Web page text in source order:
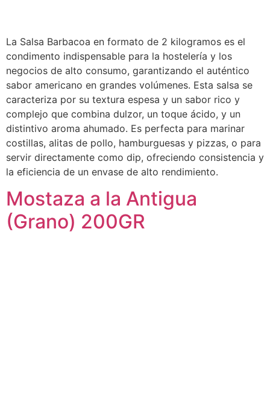
La Salsa Barbacoa en formato de 2 kilogramos es el
condimento indispensable para la hostelería y los
negocios de alto consumo, garantizando el auténtico
sabor americano en grandes volúmenes. Esta salsa se
caracteriza por su textura espesa y un sabor rico y
complejo que combina dulzor, un toque ácido, y un
distintivo aroma ahumado. Es perfecta para marinar
costillas, alitas de pollo, hamburguesas y pizzas, o para
servir directamente como dip, ofreciendo consistencia y
la eficiencia de un envase de alto rendimiento.
Mostaza a la Antigua
(Grano) 200GR